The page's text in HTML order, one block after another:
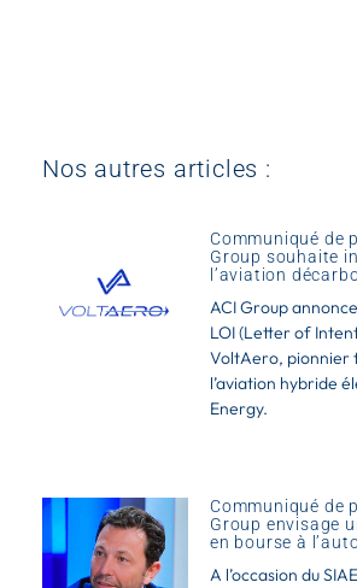
Nos autres articles :​
Communiqué de
Group souhaite
l’aviation
ACI Group
LOI (Letter of
VoltAero, pionnier
l’aviation hybride­
Energy.
Communiqué de
Group envisage
en bourse à
A l’occasion du